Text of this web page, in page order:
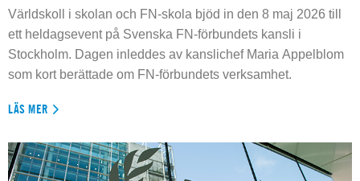
Världskoll i skolan och FN-skola bjöd in den 8 maj 2026 till
ett heldagsevent på Svenska FN-förbundets kansli i
Stockholm. Dagen inleddes av kanslichef Maria Appelblom
som kort berättade om FN-förbundets verksamhet.
LÄS MER